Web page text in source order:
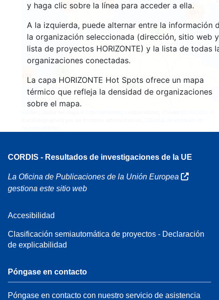
y haga clic sobre la línea para acceder a ella.
A la izquierda, puede alternar entre la información
la organización seleccionada (dirección, sitio web y
lista de proyectos HORIZONTE) y la lista de todas
organizaciones conectadas.
La capa HORIZONTE Hot Spots ofrece un mapa
térmico que refleja la densidad de organizaciones
sobre el mapa.
160
7
1804
CORDIS - Resultados de investigaciones de la UE
La Oficina de Publicaciones de la Unión Europea
gestiona este sitio web
Accesibilidad
Clasificación semiautomática de proyectos - Declaración
de explicabilidad
Póngase en contacto
Póngase en contacto con nuestro servicio de asistencia